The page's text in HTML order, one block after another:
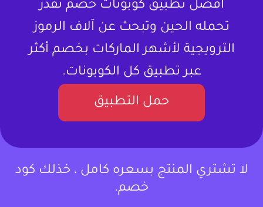
أفضل تطبيق كوبونات خصم تقدر
تحمله الحين وتبحث عن آلاف الرموز
الترويجية لأشهر الماركات بخصم أكثر
عبر تطبيق كل الكوبونات.
حمل التطبيق
لا تشتري المنتج بسعره كامل ، خذلك كود
خصم.